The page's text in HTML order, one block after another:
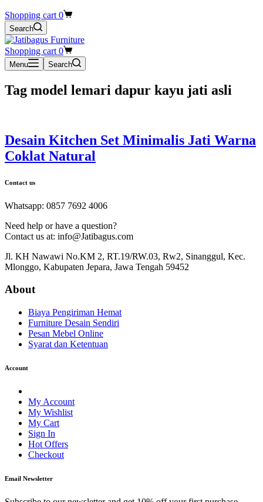
Shopping cart 0
Search
Shopping cart 0
Menu Search
Tag model lemari dapur kayu jati asli
Desain Kitchen Set Minimalis Jati Warna
Coklat Natural
Contact us
Whatsapp: 0857 7692 4006
Need help or have a question?
Contact us at: info@Jatibagus.com
Jl. KH Nawawi No.KM 2, RT.19/RW.03, Rw2, Sinanggul, Kec.
Mlonggo, Kabupaten Jepara, Jawa Tengah 59452
About
Biaya Pengiriman Hemat
Furniture Desain Sendiri
Pesan Mebel Online
Syarat dan Ketentuan
Account
My Account
My Wishlist
My Cart
Sign In
Hot Offers
Checkout
Email Newsletter